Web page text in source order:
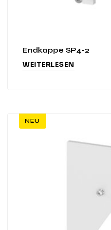
Endkappe SP4-2
WEITERLESEN
NEU